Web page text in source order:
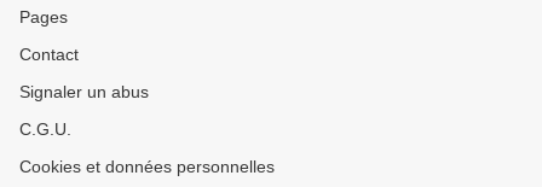
Pages
Contact
Signaler un abus
C.G.U.
Cookies et données personnelles